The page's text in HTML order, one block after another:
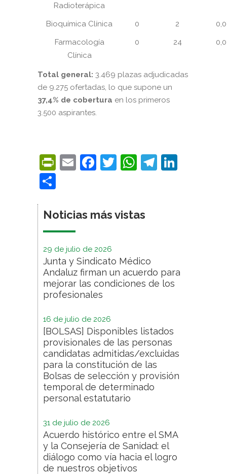
Radioterápica
Bioquímica Clínica 0 2
Farmacología
Clínica
0 24
Total general: 3.469 plazas adjudicadas
de 9.275 ofertadas, lo que supone un
37,4% de cobertura en los primeros
3.500 aspirantes.
PrintFriendly
EmailFacebook
Twitter
WhatsApp
Noticias más vistas
29 de julio de 2026
Junta y Sindicato Médico
Andaluz firman un acuerdo para
mejorar las condiciones de los
profesionales
16 de julio de 2026
[BOLSAS] Disponibles listados
provisionales de las personas
candidatas admitidas/excluidas
para la constitución de las
Bolsas de selección y provisión
temporal de determinado
personal estatutario
31 de julio de 2026
Acuerdo histórico entre el SMA
y la Consejería de Sanidad: el
diálogo como vía hacia el logro
de nuestros objetivos